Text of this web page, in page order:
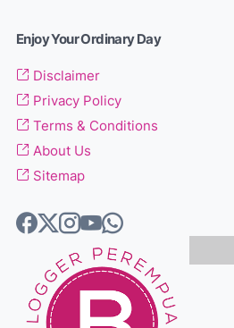
Enjoy Your Ordinary Day
Disclaimer
Privacy Policy
Terms & Conditions
About Us
Sitemap